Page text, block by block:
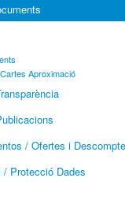
Aproximació
/ Ofertes i
Protecció Dades